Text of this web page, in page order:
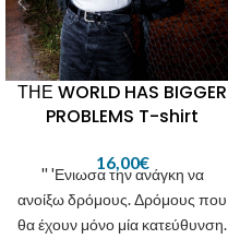
ΤΗΕ WORLD HAS BIGGER
PROBLEMS T-shirt
16,00€
'' 'Ενιωσα την ανάγκη να
ανοίξω δρόμους. Δρόμους που
θα έχουν μόνο μία κατεύθυνση.